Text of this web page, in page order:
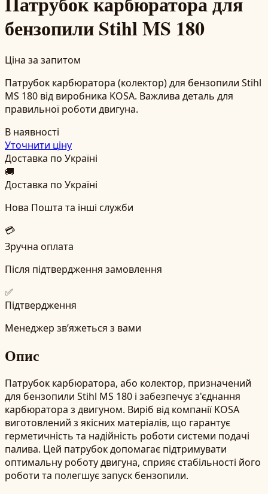
бензопили Stihl MS 180
Ціна за запитом
Патрубок карбюратора (колектор) для бензопили Stihl
MS 180 від виробника KOSA. Важлива деталь для
правильної роботи двигуна.
В наявності
Уточнити ціну
Доставка по Україні
🚚
Доставка по Україні
Нова Пошта та інші служби
💳
Зручна оплата
Після підтвердження замовлення
✅
Підтвердження
Менеджер зв’яжеться з вами
Опис
Патрубок карбюратора, або колектор, призначений
для бензопили Stihl MS 180 і забезпечує з'єднання
карбюратора з двигуном. Виріб від компанії KOSA
виготовлений з якісних матеріалів, що гарантує
герметичність та надійність роботи системи подачі
палива. Цей патрубок допомагає підтримувати
оптимальну роботу двигуна, сприяє стабільності його
роботи та полегшує запуск бензопили.